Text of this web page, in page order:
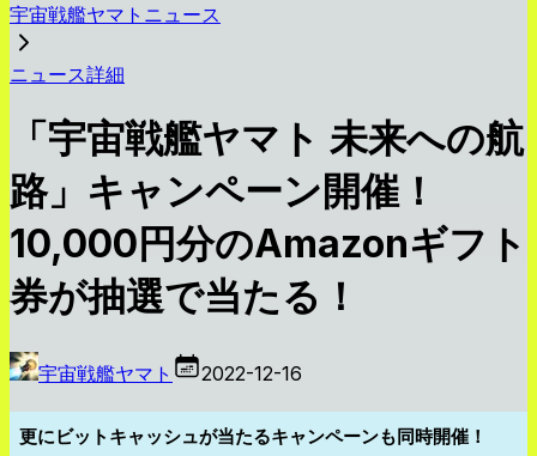
宇宙戦艦ヤマトニュース
ニュース詳細
「宇宙戦艦ヤマト 未来への航
路」キャンペーン開催！
10,000円分のAmazonギフト
券が抽選で当たる！
宇宙戦艦ヤマト 2022-12-16
更にビットキャッシュが当たるキャンペーンも同時開催！